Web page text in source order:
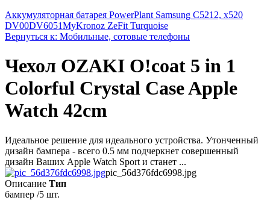
Аккумуляторная батарея PowerPlant Samsung C5212, x520
DV00DV6051MyKronoz ZeFit Turquoise
Вернуться к: Мобильные, сотовые телефоны
Чехол OZAKI O!coat 5 in 1
Colorful Crystal Case Apple
Watch 42cm
Идеальное решение для идеального устройства. Утонченный
дизайн бампера - всего 0.5 мм подчеркнет совершенный
дизайн Ваших Apple Watch Sport и станет ...
pic_56d376fdc6998.jpg
Описание Тип
бaмпер /5 шт.